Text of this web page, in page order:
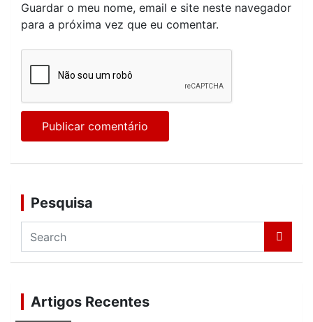
Guardar o meu nome, email e site neste navegador
para a próxima vez que eu comentar.
Pesquisa
a
c
h
Artigos Recentes